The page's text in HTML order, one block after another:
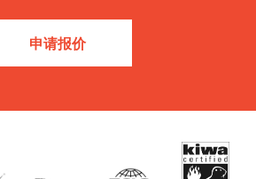
申请报价